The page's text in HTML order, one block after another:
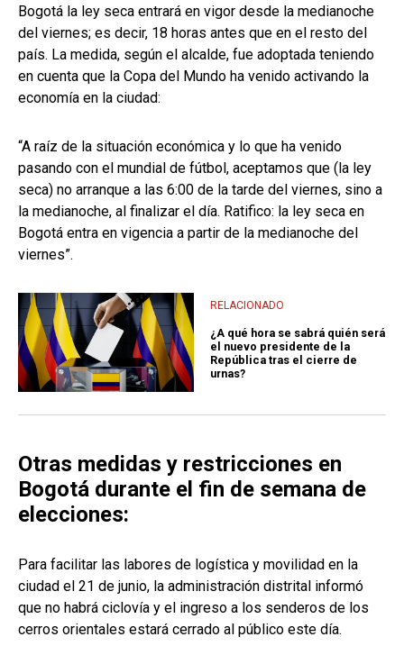
Bogotá la ley seca entrará en vigor desde la medianoche
del viernes; es decir, 18 horas antes que en el resto del
país. La medida, según el alcalde, fue adoptada teniendo
en cuenta que la Copa del Mundo ha venido activando la
economía en la ciudad:
“A raíz de la situación económica y lo que ha venido
pasando con el mundial de fútbol, aceptamos que (la ley
seca) no arranque a las 6:00 de la tarde del viernes, sino a
la medianoche, al finalizar el día. Ratifico: la ley seca en
Bogotá entra en vigencia a partir de la medianoche del
viernes”.
RELACIONADO
¿A qué hora se sabrá quién será
el nuevo presidente de la
República tras el cierre de
urnas?
Otras medidas y restricciones en
Bogotá durante el fin de semana de
elecciones:
Para facilitar las labores de logística y movilidad en la
ciudad el 21 de junio, la administración distrital informó
que no habrá ciclovía y el ingreso a los senderos de los
cerros orientales estará cerrado al público este día.